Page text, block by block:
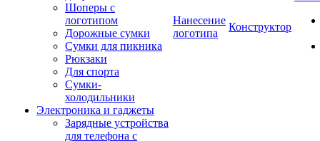
Шоперы с
логотипом
Дорожные сумки
Сумки для пикника
Рюкзаки
Для спорта
Сумки-
холодильники
Электроника и гаджеты
Зарядные устройства
для телефона с
Нанесение
логотипа
Конструктор